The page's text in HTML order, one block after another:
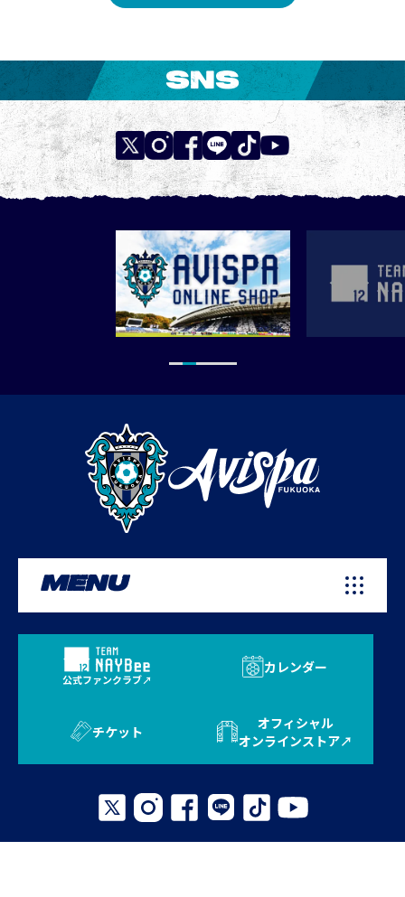
SNS
MENU
公式ファンクラブ
カレンダー
チケット
オフィシャル
オンラインストア